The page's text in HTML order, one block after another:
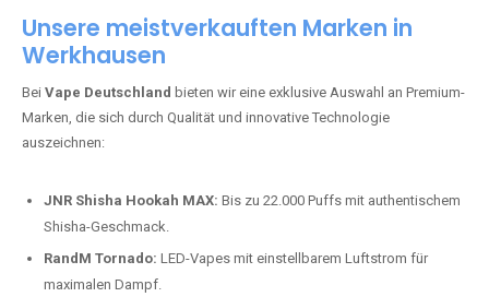
Unsere meistverkauften Marken in
Werkhausen
Bei Vape Deutschland bieten wir eine exklusive Auswahl an Premium-
Marken, die sich durch Qualität und innovative Technologie
auszeichnen:
JNR Shisha Hookah MAX: Bis zu 22.000 Puffs mit authentischem
Shisha-Geschmack.
RandM Tornado: LED-Vapes mit einstellbarem Luftstrom für
maximalen Dampf.